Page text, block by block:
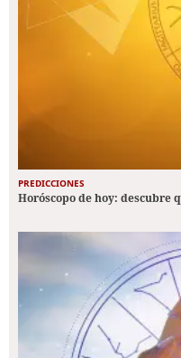
PREDICCIONES
Horóscopo de hoy: descubre